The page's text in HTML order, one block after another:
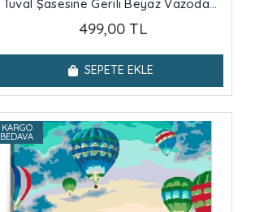
Tuval Şasesine Gerili Beyaz Vazodaki
499,00 TL
SEPETE EKLE
KARGO
BEDAVA